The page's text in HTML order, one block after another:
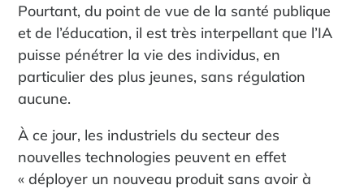
Pourtant, du point de vue de la santé publique
et de l’éducation, il est très interpellant que l’IA
puisse pénétrer la vie des individus, en
particulier des plus jeunes, sans régulation
aucune.
À ce jour, les industriels du secteur des
nouvelles technologies peuvent en effet
« déployer un nouveau produit sans avoir à